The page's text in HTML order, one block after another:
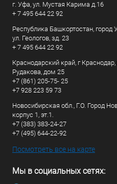
г. Уфа, ул. Мустая Карима д.16
+ 7 495 644 22 92
Республика Башкортостан,
ул. Геологов, зд. 23
+ 7 495 644 22 92
Краснодарский край, г
Рудакова, дом 25
+7 (861) 205-75- 25
+7 928 223 59 73
Новосибирская обл., Г.О. Город
корпус 1, эт.1.
+7 (383) 383-24-27
+7 (495) 644-22-92
Посмотреть все на карте
Мы в социальных сетях: